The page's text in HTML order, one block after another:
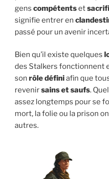
gens compétentset
signifie entrer en
passé pour un avenir
Bien qu’il existe quelques
des Stalkers fonctionnent
son rôle définiafin que
revenirsains et saufs.
assez longtemps pour se
mort, la folie ou la prison
autres.